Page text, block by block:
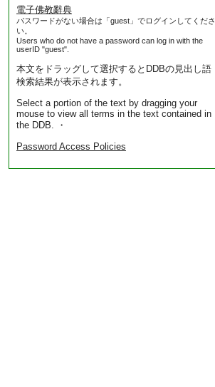
電子佛教辭典
パスワードがない場合は「guest」でログインしてくださ
い。
Users who do not have a password can log in with the
userID "guest".
本文をドラッグして選択するとDDBの見出し語
検索結果が表示されます。
Select a portion of the text by dragging your
mouse to view all terms in the text contained in
the DDB. ・
Password Access Policies